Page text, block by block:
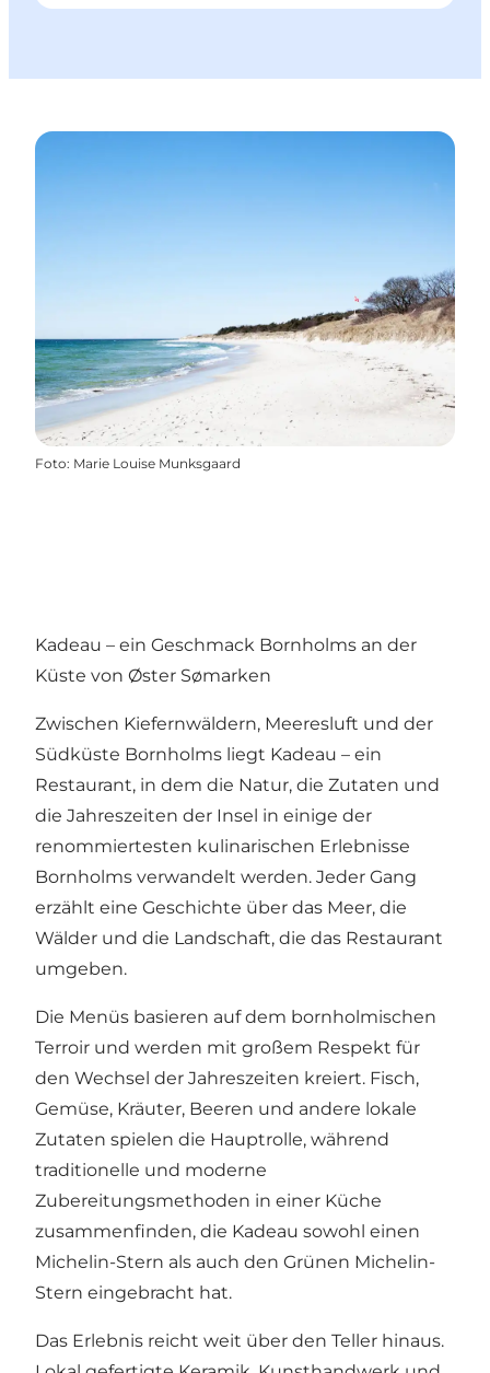
Foto: Marie Louise Munksgaard
Kadeau – ein Geschmack Bornholms an der
Küste von Øster Sømarken
Zwischen Kiefernwäldern, Meeresluft und der
Südküste Bornholms liegt Kadeau – ein
Restaurant, in dem die Natur, die Zutaten und
die Jahreszeiten der Insel in einige der
renommiertesten kulinarischen Erlebnisse
Bornholms verwandelt werden. Jeder Gang
erzählt eine Geschichte über das Meer, die
Wälder und die Landschaft, die das Restaurant
umgeben.
Die Menüs basieren auf dem bornholmischen
Terroir und werden mit großem Respekt für
den Wechsel der Jahreszeiten kreiert. Fisch,
Gemüse, Kräuter, Beeren und andere lokale
Zutaten spielen die Hauptrolle, während
traditionelle und moderne
Zubereitungsmethoden in einer Küche
zusammenfinden, die Kadeau sowohl einen
Michelin-Stern als auch den Grünen Michelin-
Stern eingebracht hat.
Das Erlebnis reicht weit über den Teller hinaus.